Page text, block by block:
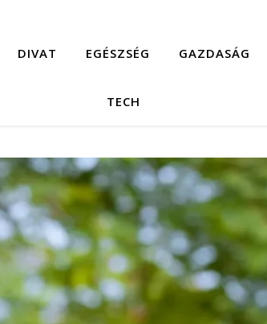
DIVAT EGÉSZSÉG GAZDASÁG
TECH